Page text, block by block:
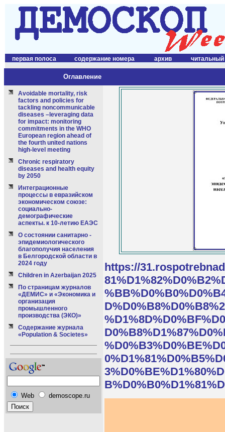
первая полоса содержание номера архив читальный
Оглавление
Avoidable mortality, risk
factors and policies for
tackling noncommunicable
diseases –leveraging data
for impact: monitoring
commitments in the WHO
European region ahead of
the fourth united nations
high-level meeting
Chronic respiratory
diseases and health equity
by 2050
Интеграционные
процессы в евразийском
экономическом союзе:
социально-
демографические
аспекты. к 10-летию ЕАЭС
О состоянии санитарно -
эпидемиологического
благополучия населения
в Белгородской области в
2024 году
Children in Azerbaijan 2025
По страницам журналов
«ДЕМИС» и «Экономика и
организация
промышленного
производства (ЭКО)»
Содержание журнала
«Population & Societes»
Web demoscope.ru
https://